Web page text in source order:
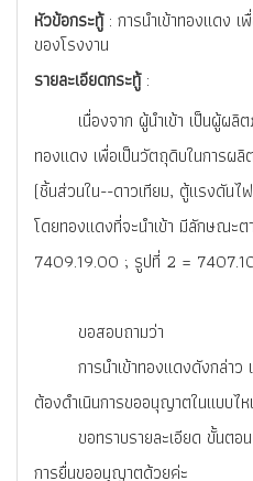
หัวข้อกระทู้ : การนำเข้าทองแดง
ของโรงงาน
รายละเอียดกระทู้ :
เนื่องจาก ผู้นำเข้า เป็นผู้ผลิ
ทองแดง เพื่อเป็นวัตถุดิบในการผ
(ชิ้นส่วนใน--ดาวเทียม, ตู้แรงดัน
โดยทองแดงที่จะนำเข้า มีลักษณะ
7409.19.00 ; รูปที่ 2 =
ขอสอบถามว่า
การนำเข้าทองแดงดังกล่า
ต้องดำเนินการขออนุญาตในแบบไ
ขอทราบรายละเอียด ขั้นตอ
การยื่นขออนุญาตด้วยค่ะ